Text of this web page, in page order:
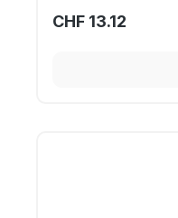
CHF 13.12